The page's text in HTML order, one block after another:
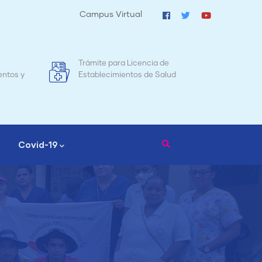
Campus Virtual
Mapa de Mortalidad Materna en
Nicaragua
Covid-19